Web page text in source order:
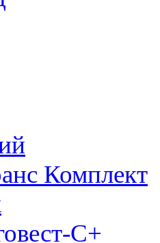
Комплект
С+